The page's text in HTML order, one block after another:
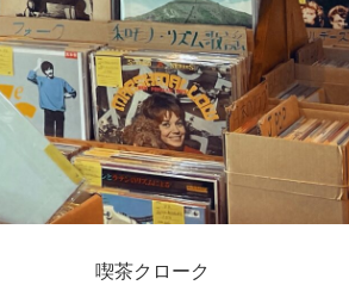
喫茶クローク